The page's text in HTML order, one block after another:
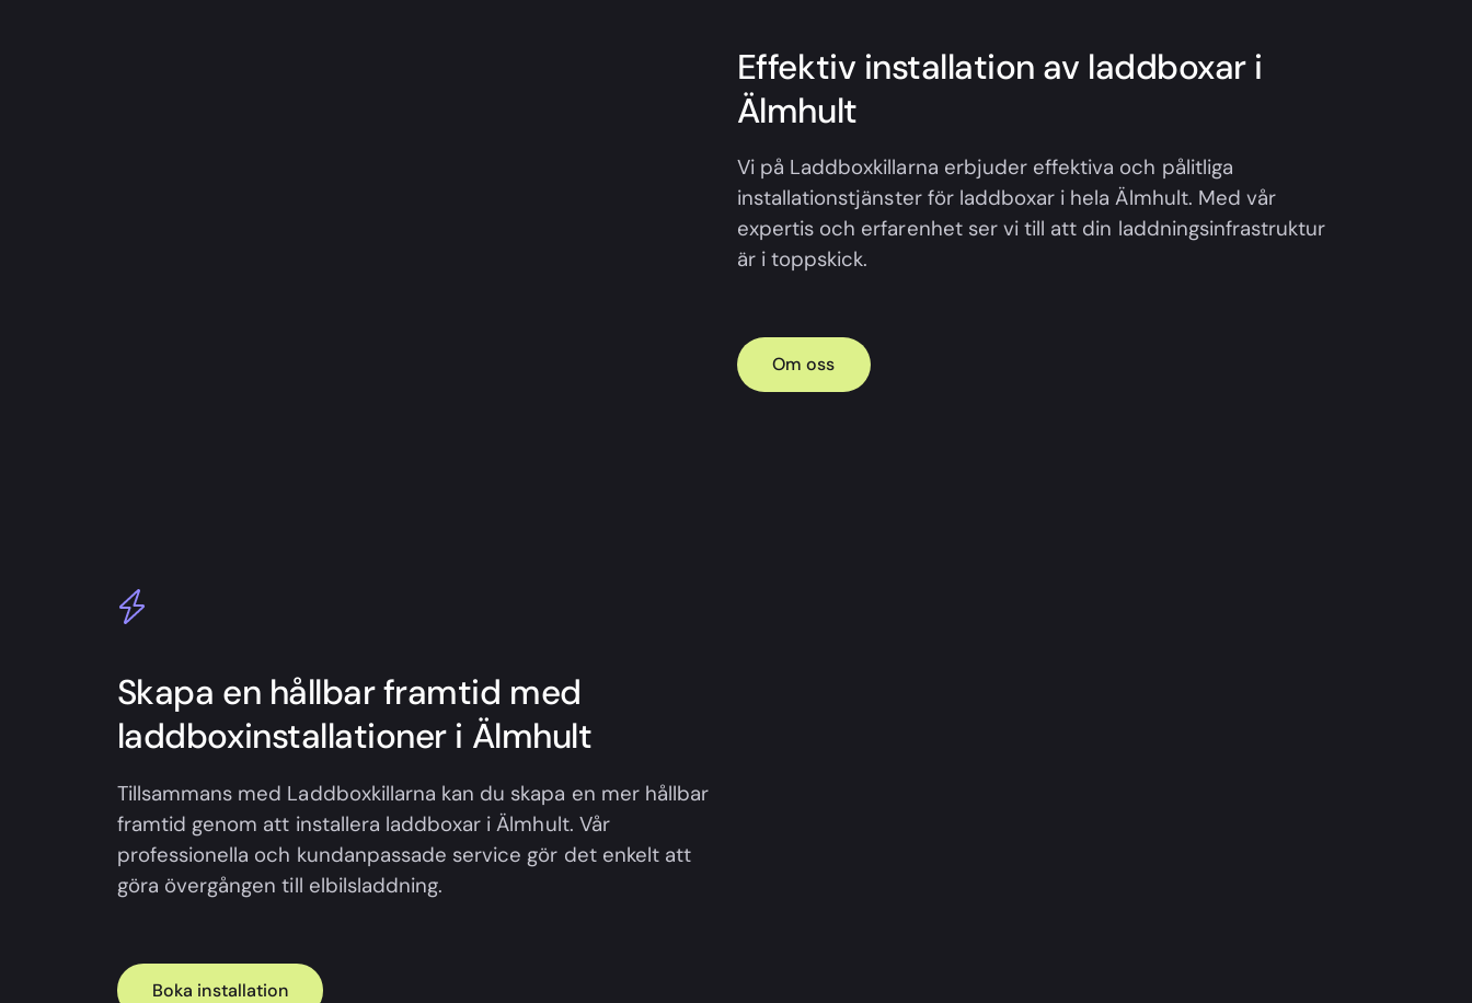
Effektiv installation av laddboxar i
Älmhult
Vi på Laddboxkillarna erbjuder effektiva och pålitliga
installationstjänster för laddboxar i hela Älmhult. Med vår
expertis och erfarenhet ser vi till att din laddningsinfrastruktur
är i toppskick.
Om oss
Skapa en hållbar framtid med
laddboxinstallationer i Älmhult
Tillsammans med Laddboxkillarna kan du skapa en mer hållbar
framtid genom att installera laddboxar i Älmhult. Vår
professionella och kundanpassade service gör det enkelt att
göra övergången till elbilsladdning.
Boka installation